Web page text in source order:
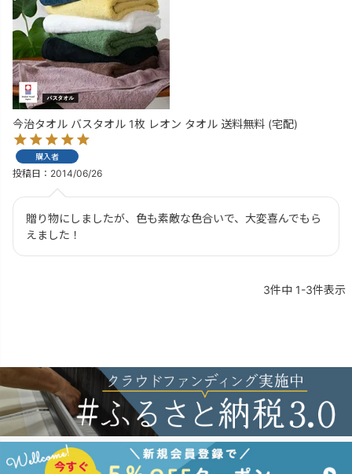
今治タオル バスタオル 1枚 レオン タオル 送料無料 (宅配)
購入者
投稿日 2014/06/26
贈り物にしましたが、色も素敵な色合いで、大変喜んでもら
えました！
3件中 1-3件表示